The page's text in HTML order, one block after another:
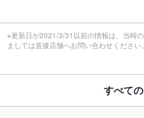
※更新日が2021/3/31以前の情報は、当時
ましては直接店舗へお問い合わせください。
すべて